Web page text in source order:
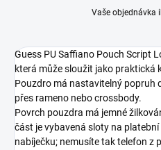
Vaše objednávka
Guess PU Saffiano Pouch Script
která může sloužit jako praktická
Pouzdro má nastavitelný popruh
přes rameno nebo crossbody.
Povrch pouzdra má jemné
část je vybavená sloty na
nabíječku; nemusíte tak telefon z